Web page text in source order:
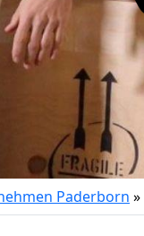
Paderborn »